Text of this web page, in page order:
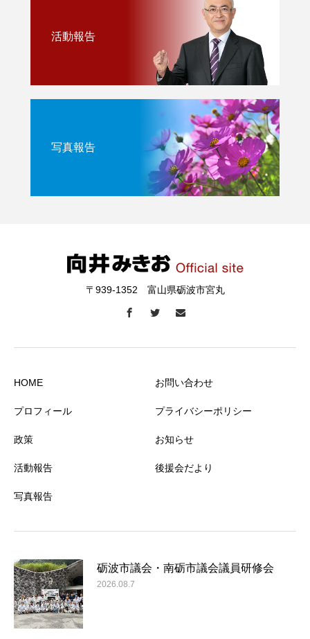
活動報告
写真報告
〒939-1352 富山県砺波市宮丸
HOME
プロフィール
政策
活動報告
写真報告
お問い合わせ
プライバシーポリシー
お知らせ
後援会だより
砺波市議会・南砺市議会議員研修会
2026.08.7